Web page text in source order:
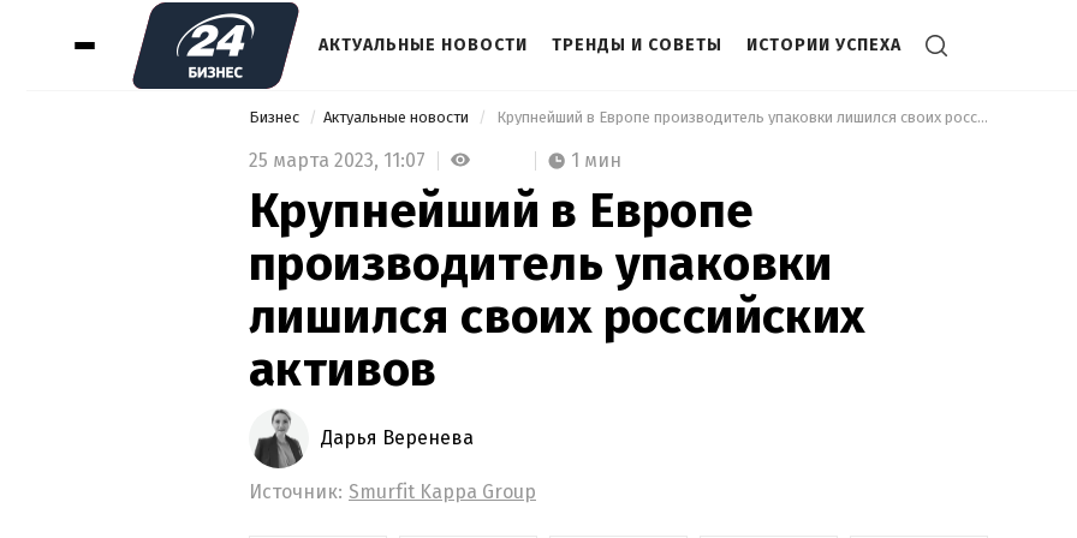
АКТУАЛЬНЫЕ НОВОСТИ ТРЕНДЫ И СОВЕТЫ ИСТОРИИ УСПЕХА
Бизнес Актуальные новости Крупнейший в Европе производитель упаковки лишился своих российских активов
25 марта 2023, 11:07 1 мин
Крупнейший в Европе
производитель упаковки
лишился своих российских
активов
Дарья Веренева
Источник: Smurfit Kappа Group